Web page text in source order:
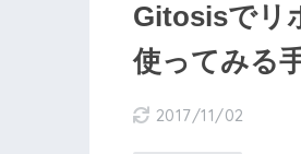
Gitosisでリ
使ってみる
2017/11/02